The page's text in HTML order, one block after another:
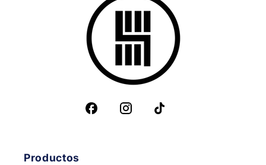
Productos